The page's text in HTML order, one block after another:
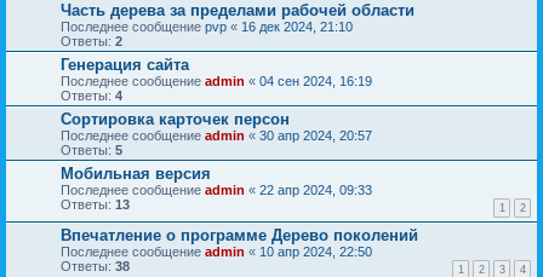
Часть дерева за пределами рабочей области
Последнее сообщение pvp « 16 дек 2024, 21:10
Ответы: 2
Генерация сайта
Последнее сообщение admin « 04 сен 2024, 16:19
Ответы: 4
Сортировка карточек персон
Последнее сообщение admin « 30 апр 2024, 20:57
Ответы: 5
Мобильная версия
Последнее сообщение admin « 22 апр 2024, 09:33
Ответы: 13 1 2
Впечатление о программе Дерево поколений
Последнее сообщение admin « 10 апр 2024, 22:50
Ответы: 38 1 2 3 4